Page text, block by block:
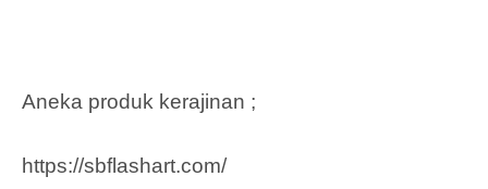
Aneka produk kerajinan ;
https://sbflashart.com/